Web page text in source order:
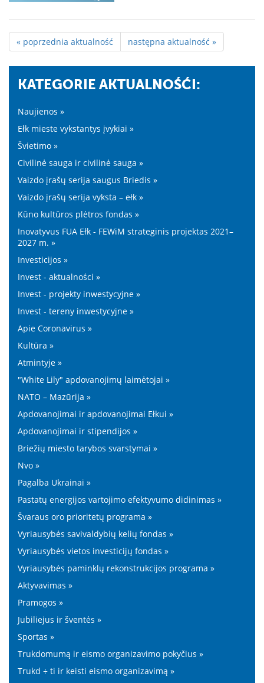
« poprzednia aktualność następna aktualność »
KATEGORIE AKTUALNOŚĆI:
Naujienos »
Ełk mieste vykstantys įvykiai »
Švietimo »
Civilinė sauga ir civilinė sauga »
Vaizdo įrašų serija saugus Briedis »
Vaizdo įrašų serija vyksta – ełk »
Kūno kultūros plėtros fondas »
Inovatyvus FUA Ełk - FEWiM strateginis projektas 2021–
2027 m. »
Investicijos »
Invest - aktualności »
Invest - projekty inwestycyjne »
Invest - tereny inwestycyjne »
Apie Coronavirus »
Kultūra »
Atmintyje »
"White Lily" apdovanojimų laimėtojai »
NATO – Mazūrija »
Apdovanojimai ir apdovanojimai Ełkui »
Apdovanojimai ir stipendijos »
Briežių miesto tarybos svarstymai »
Nvo »
Pagalba Ukrainai »
Pastatų energijos vartojimo efektyvumo didinimas »
Švaraus oro prioritetų programa »
Vyriausybės savivaldybių kelių fondas »
Vyriausybės vietos investicijų fondas »
Vyriausybės paminklų rekonstrukcijos programa »
Aktyvavimas »
Pramogos »
Jubiliejus ir šventės »
Sportas »
Trukdomumą ir eismo organizavimo pokyčius »
Trukd ÷ ti ir keisti eismo organizavimą »